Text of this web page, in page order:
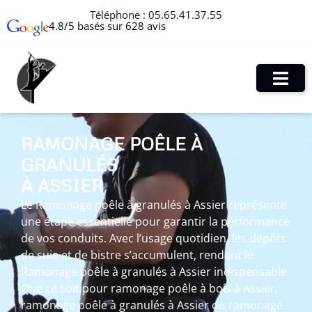
Téléphone : 05.65.41.37.55
4.8/5 basés sur 628 avis
RAMONAGE POÊLE À
GRANULÉS
À ASSIER
Le Ramonage poêle à granulés à Assier représente
une étape essentielle pour garantir la performance
de vos conduits. Avec l’usage quotidien, les dépôts
de suie et de bistre s’accumulent, rendant le
Ramonage poêle à granulés à Assier indispensable.
Que ce soit pour ramonage poêle à bois à Assier,
ramonage poêle à granulés à Assier ou ramonage